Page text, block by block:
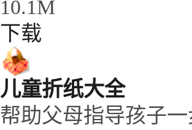
10.1M
下载
儿童折纸大全
帮助父母指导孩子